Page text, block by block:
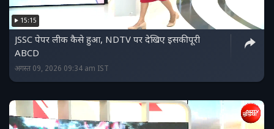
15:15
JSSC पेपर लीक कैसे हुआ, NDTV पर देखिए इसकी पूरी
ABCD
अगस्त 09, 2026 09:34 am IST